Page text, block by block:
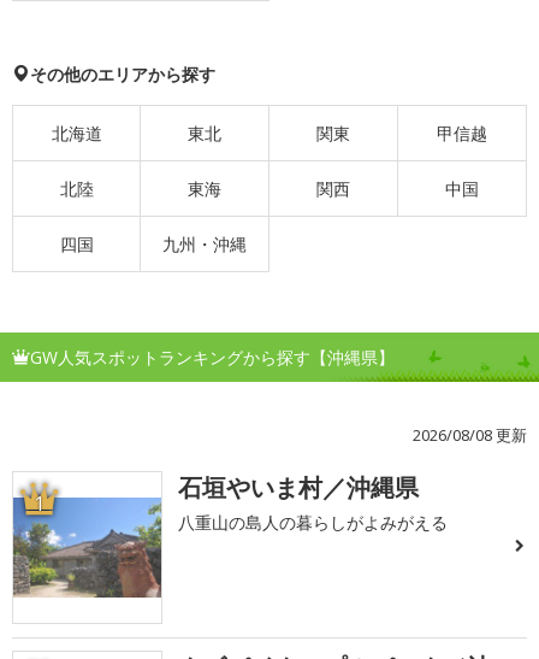
その他のエリアから探す
北海道 東北 関東 甲信越
北陸 東海 関西 中国
四国 九州・沖縄
GW人気スポットランキングから探す【沖縄県】
2026/08/08 更新
1 石垣やいま村／沖縄県
八重山の島人の暮らしがよみがえる